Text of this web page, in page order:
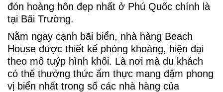
đón hoàng hôn đẹp nhất ở Phú Quốc chính là
tại Bãi Trường.
Nằm ngay cạnh bãi biển, nhà hàng Beach
House được thiết kế phóng khoáng, hiện đại
theo mô tuýp hình khối. Là nơi mà du khách
có thể thưởng thức ẩm thực mang đậm phong
vị biển nhất trong số các nhà hàng của